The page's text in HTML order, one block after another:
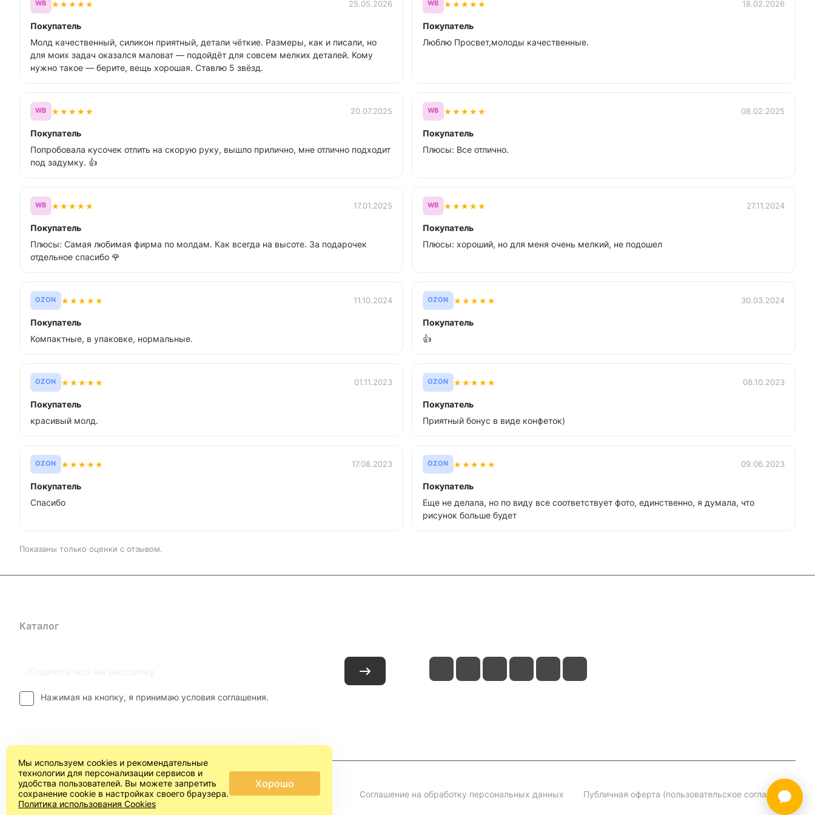
WB ★★★★★ 25.05.2026
Покупатель
Молд качественный, силикон приятный, детали чёткие. Размеры, как и писали, но
для моих задач оказался маловат — подойдёт для совсем мелких деталей. Кому
нужно такое — берите, вещь хорошая. Ставлю 5 звёзд.
WB ★★★★★ 18.02.2026
Покупатель
Люблю Просвет,молоды качественные.
WB ★★★★★ 20.07.2025
Покупатель
Попробовала кусочек отлить на скорую руку, вышло прилично, мне отлично подходит
под задумку. 👍
WB ★★★★★ 08.02.2025
Покупатель
Плюсы: Все отлично.
WB ★★★★★ 17.01.2025
Покупатель
Плюсы: Самая любимая фирма по молдам. Как всегда на высоте. За подарочек
отдельное спасибо 🌹
WB ★★★★★ 27.11.2024
Покупатель
Плюсы: хороший, но для меня очень мелкий, не подошел
OZON ★★★★★ 11.10.2024
Покупатель
Компактные, в упаковке, нормальные.
OZON ★★★★★ 30.03.2024
Покупатель
👍
OZON ★★★★★ 01.11.2023
Покупатель
красивый молд.
OZON ★★★★★ 08.10.2023
Покупатель
Приятный бонус в виде конфеток)
OZON ★★★★★ 17.08.2023
Покупатель
Спасибо
OZON ★★★★★ 09.06.2023
Покупатель
Еще не делала, но по виду все соответствует фото, единственно, я думала, что
рисунок больше будет
Показаны только оценки с отзывом.
Каталог
Нажимая на кнопку, я принимаю условия соглашения.
© 2026 Арт-студия "ПроСвет"® Соглашение на обработку персональных данных Публичная оферта (пользовательское соглашение)
Мы используем cookies и рекомендательные
технологии для персонализации сервисов и
удобства пользователей. Вы можете запретить
сохранение cookie в настройках своего браузера.
Политика использования Cookies
Хорошо